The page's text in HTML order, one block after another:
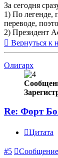
За сегодня
1) По легенде,
переводе,
2) Президент
Вернуться к
Олигарх
Re: Форт
Цитата
#5 Сообщение